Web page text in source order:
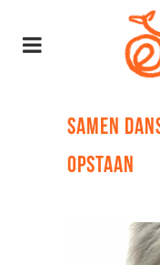
SAMEN
OPSTAAN